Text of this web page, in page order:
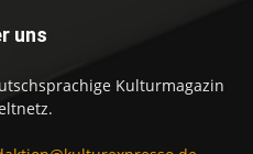
uns
Kulturmagazin